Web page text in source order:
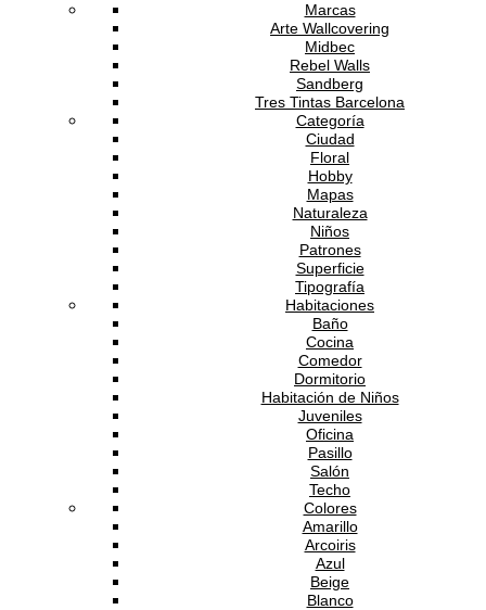
Marcas
Arte Wallcovering
Midbec
Rebel Walls
Sandberg
Tres Tintas Barcelona
Categoría
Ciudad
Floral
Hobby
Mapas
Naturaleza
Niños
Patrones
Superficie
Tipografía
Habitaciones
Baño
Cocina
Comedor
Dormitorio
Habitación de Niños
Juveniles
Oficina
Pasillo
Salón
Techo
Colores
Amarillo
Arcoiris
Azul
Beige
Blanco